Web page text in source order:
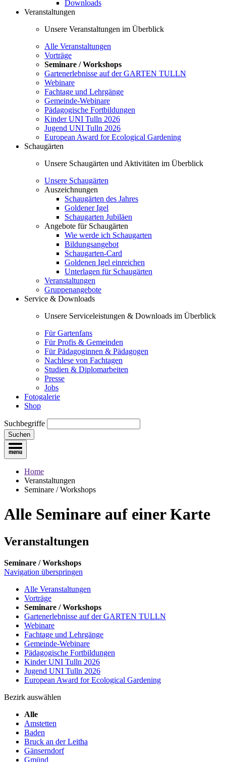
Downloads
Veranstaltungen
Unsere Veranstaltungen im Überblick
Alle Veranstaltungen
Vorträge
Seminare / Workshops
Gartenerlebnisse auf der GARTEN TULLN
Webinare
Fachtage und Lehrgänge
Gemeinde-Webinare
Pädagogische Fortbildungen
Kinder UNI Tulln 2026
Jugend UNI Tulln 2026
European Award for Ecological Gardening
Schaugärten
Unsere Schaugärten und Aktivitäten im Überblick
Unsere Schaugärten
Auszeichnungen
Schaugärten des Jahres
Goldener Igel
Schaugarten Jubiläen
Angebote für Schaugärten
Wie werde ich Schaugarten
Bildungsangebot
Schaugarten-Card
Goldenen Igel einreichen
Unterlagen für Schaugärten
Veranstaltungen
Gruppenangebote
Service & Downloads
Unsere Serviceleistungen & Downloads im Überblick
Für Gartenfans
Für Profis & Gemeinden
Für Pädagoginnen & Pädagogen
Nachlese von Fachtagen
Studien & Diplomarbeiten
Presse
Jobs
Fotogalerie
Shop
Suchbegriffe
Suchen
Home
Veranstaltungen
Seminare / Workshops
Alle Seminare auf einer Karte
Veranstaltungen
Seminare / Workshops
Navigation überspringen
Alle Veranstaltungen
Vorträge
Seminare / Workshops
Gartenerlebnisse auf der GARTEN TULLN
Webinare
Fachtage und Lehrgänge
Gemeinde-Webinare
Pädagogische Fortbildungen
Kinder UNI Tulln 2026
Jugend UNI Tulln 2026
European Award for Ecological Gardening
Bezirk auswählen
Alle
Amstetten
Baden
Bruck an der Leitha
Gänserndorf
Gmünd